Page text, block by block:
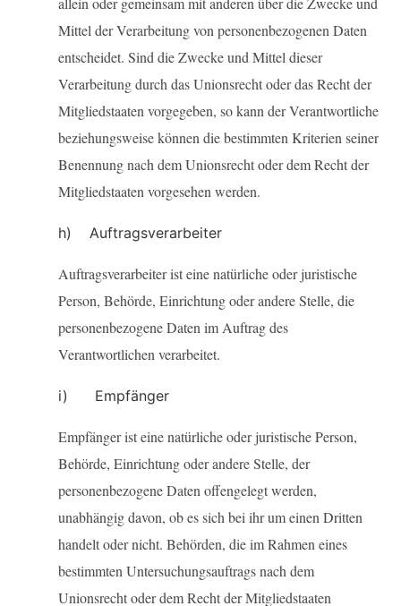
Mittel der Verarbeitung von personenbezogenen Daten
entscheidet. Sind die Zwecke und Mittel dieser
Verarbeitung durch das Unionsrecht oder das Recht der
Mitgliedstaaten vorgegeben, so kann der Verantwortliche
beziehungsweise können die bestimmten Kriterien seiner
Benennung nach dem Unionsrecht oder dem Recht der
Mitgliedstaaten vorgesehen werden.
h) Auftragsverarbeiter
Auftragsverarbeiter ist eine natürliche oder juristische
Person, Behörde, Einrichtung oder andere Stelle, die
personenbezogene Daten im Auftrag des
Verantwortlichen verarbeitet.
i) Empfänger
Empfänger ist eine natürliche oder juristische Person,
Behörde, Einrichtung oder andere Stelle, der
personenbezogene Daten offengelegt werden,
unabhängig davon, ob es sich bei ihr um einen Dritten
handelt oder nicht. Behörden, die im Rahmen eines
bestimmten Untersuchungsauftrags nach dem
Unionsrecht oder dem Recht der Mitgliedstaaten